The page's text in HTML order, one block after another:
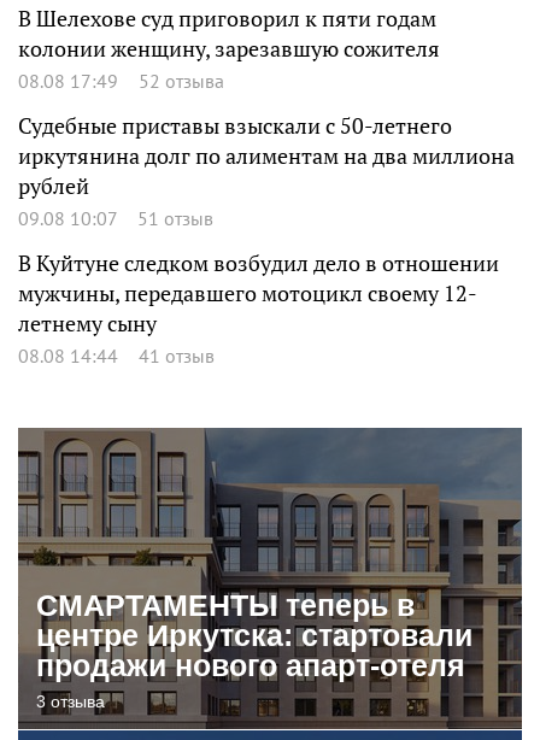
В Шелехове суд приговорил к пяти годам
колонии женщину, зарезавшую сожителя
08.08 17:49 52 отзыва
Судебные приставы взыскали с 50-летнего
иркутянина долг по алиментам на два миллиона
рублей
09.08 10:07 51 отзыв
В Куйтуне следком возбудил дело в отношении
мужчины, передавшего мотоцикл своему 12-
летнему сыну
08.08 14:44 41 отзыв
СМАРТАМЕНТЫ теперь в
центре Иркутска: стартовали
продажи нового апарт-отеля
3 отзыва